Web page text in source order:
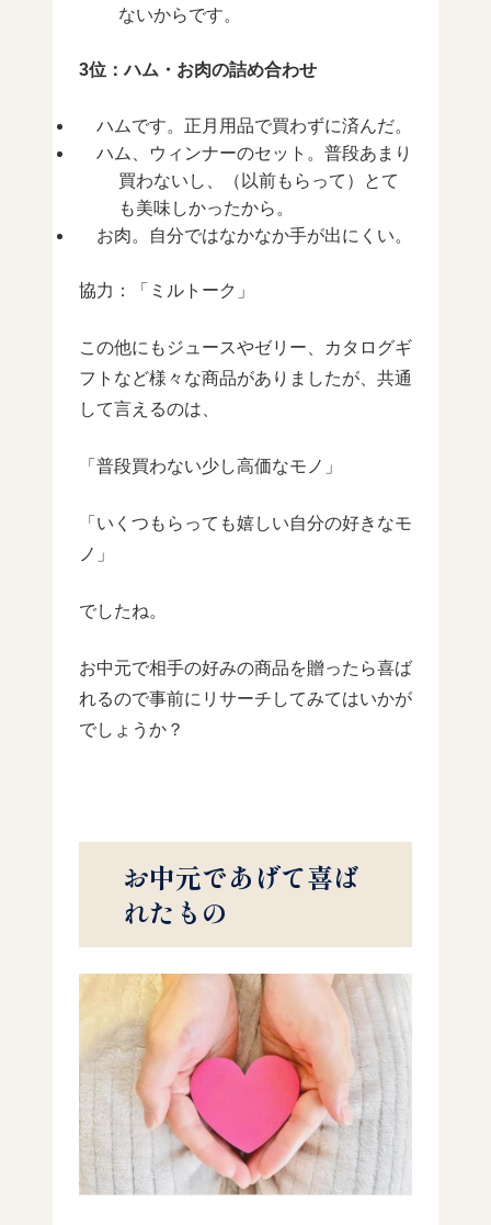
ないからです。
3位：ハム・お肉の詰め合わせ
ハムです。正月用品で買わずに済んだ。
ハム、ウィンナーのセット。普段あまり
買わないし、（以前もらって）とて
も美味しかったから。
お肉。自分ではなかなか手が出にくい。
協力：「ミルトーク」
この他にもジュースやゼリー、カタログギ
フトなど様々な商品がありましたが、共通
して言えるのは、
「普段買わない少し高価なモノ」
「いくつもらっても嬉しい自分の好きなモ
ノ」
でしたね。
お中元で相手の好みの商品を贈ったら喜ば
れるので事前にリサーチしてみてはいかが
でしょうか？
お中元であげて喜ば
れたもの